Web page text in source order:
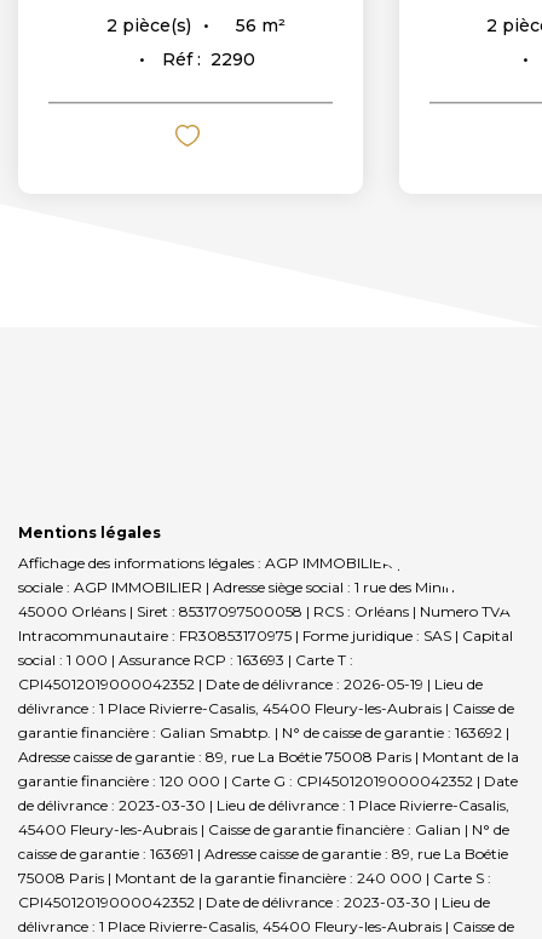
2 pièce(s) 56 m²
Réf : 2290
2
Mentions légales
Affichage des informations légales : AGP IMMOBILIER | Raison
sociale : AGP IMMOBILIER | Adresse siège social : 1 rue des Minimes -
45000 Orléans | Siret : 85317097500058 | RCS : Orléans | Numero TVA
Intracommunautaire : FR30853170975 | Forme juridique : SAS | Capital
social : 1 000 | Assurance RCP : 163693 | Carte T :
CPI45012019000042352 | Date de délivrance : 2026-05-19 | Lieu de
délivrance : 1 Place Rivierre-Casalis, 45400 Fleury-les-Aubrais | Caisse de
garantie financière : Galian Smabtp. | N° de caisse de garantie : 163692 |
Adresse caisse de garantie : 89, rue La Boétie 75008 Paris | Montant de la
garantie financière : 120 000 | Carte G : CPI45012019000042352 | Date
de délivrance : 2023-03-30 | Lieu de délivrance : 1 Place Rivierre-Casalis,
45400 Fleury-les-Aubrais | Caisse de garantie financière : Galian | N° de
caisse de garantie : 163691 | Adresse caisse de garantie : 89, rue La Boétie
75008 Paris | Montant de la garantie financière : 240 000 | Carte S :
CPI45012019000042352 | Date de délivrance : 2023-03-30 | Lieu de
délivrance : 1 Place Rivierre-Casalis, 45400 Fleury-les-Aubrais | Caisse de